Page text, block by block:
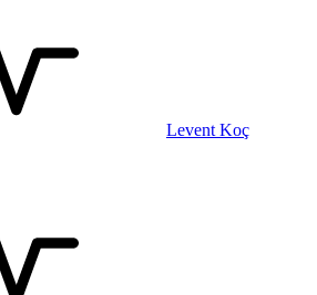
Levent Koç